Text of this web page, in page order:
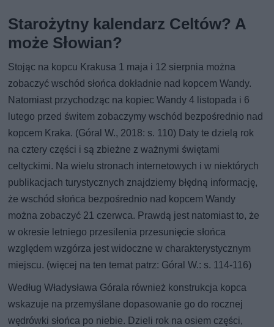
Starożytny kalendarz Celtów? A
może Słowian?
Stojąc na kopcu Krakusa 1 maja i 12 sierpnia można
zobaczyć wschód słońca dokładnie nad kopcem Wandy.
Natomiast przychodząc na kopiec Wandy 4 listopada i 6
lutego przed świtem zobaczymy wschód bezpośrednio nad
kopcem Kraka. (Góral W., 2018: s. 110) Daty te dzielą rok
na cztery części i są zbieżne z ważnymi świętami
celtyckimi. Na wielu stronach internetowych i w niektórych
publikacjach turystycznych znajdziemy błędną informację,
że wschód słońca bezpośrednio nad kopcem Wandy
można zobaczyć 21 czerwca. Prawdą jest natomiast to, że
w okresie letniego przesilenia przesunięcie słońca
względem wzgórza jest widoczne w charakterystycznym
miejscu. (więcej na ten temat patrz: Góral W.: s. 114-116)
Według Władysława Górala również konstrukcja kopca
wskazuje na przemyślane dopasowanie go do rocznej
wędrówki słońca po niebie. Dzieli rok na osiem części,